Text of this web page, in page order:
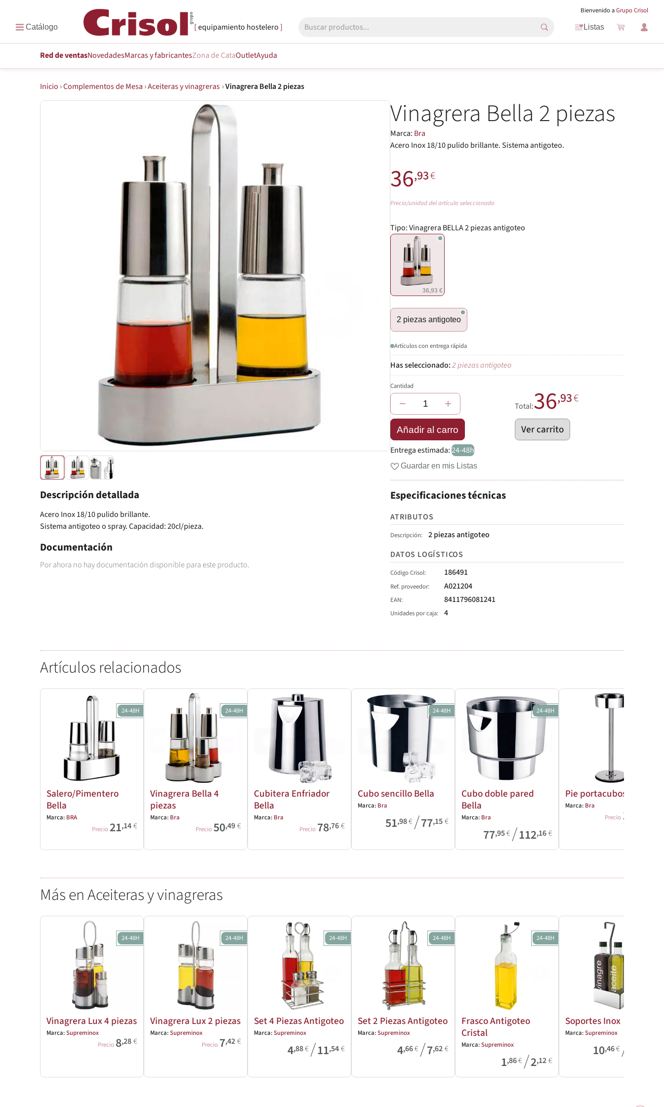
Bienvenido aGrupo Crisol
equipamiento hostelero Listas
Red de ventasNovedadesMarcasy fabricantesZona de CataOutletAyuda
Inicio ›Complementos de Mesa ›Aceiteras y vinagreras ›Vinagrera Bella 2 piezas
Descripción detallada
Acero Inox 18/10 pulido brillante.
Sistema antigoteo o spray. Capacidad: 20cl/pieza.
Documentación
Por ahora no hay documentación disponible para este producto.
Vinagrera Bella 2 piezas
Marca: Bra
Acero Inox 18/10 pulido brillante. Sistema antigoteo.
36,93€
Precio/unidad del artículo seleccionado
Tipo:Vinagrera BELLA 2 piezas antigoteo
36,93 €
2 piezas antigoteo
Artículos con entrega rápida
2 piezas antigoteo
Cantidad
− +
Añadir al carro
Total:36,93€
Ver carrito
Entrega estimada:24-48h
Guardar en mis Listas
Especificaciones técnicas
ATRIBUTOS
Descripción
2 piezas antigoteo
DATOS LOGÍSTICOS
Código Crisol 186491
Ref. proveedor A021204
EAN 8411796081241
Unidades por caja 4
Artículos relacionados
24-48H
Salero/Pimentero
Bella
Marca: BRA
Precio 21,14€
24-48H
Vinagrera Bella 4
piezas
Marca: Bra
Precio 50,49€
Cubitera Enfriador
Bella
Marca: Bra
Precio 78,76€
24-48H
Cubo sencillo Bella
Marca: Bra
51,98€/77,15€
24-48H
Cubo doble pared
Bella
Marca: Bra
77,95€/112,16€
Pie portacubos Bella
Marca: Bra
Precio 116
Más en Aceiteras y vinagreras
24-48H
Vinagrera Lux 4 piezas
Marca:Supreminox
Precio 8,28€
24-48H
Vinagrera Lux 2 piezas
Marca:Supreminox
Precio 7,42€
24-48H
Set 4 Piezas Antigoteo
Marca:Supreminox
4,88€/11,54€
24-48H
Set 2 Piezas Antigoteo
Marca:Supreminox
4,66€/7,62€
24-48H
Frasco Antigoteo
Cristal
Marca:Supreminox
1,86€/2,12€
Soportes Inox
Marca:Supreminox
10,46€/